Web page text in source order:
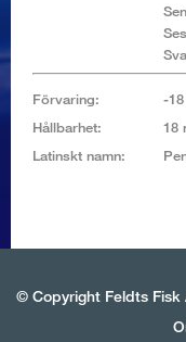
Förvaring:
-18
Hållbarhet:
18
Latinskt namn:
© Copyright Feldts Fisk